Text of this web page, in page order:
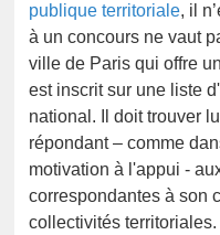
publique territoriale, il
à un concours ne vaut
ville de Paris qui offre
est inscrit sur une liste
national. Il doit trouver
répondant – comme
motivation à l'appui -
correspondantes à son
collectivités